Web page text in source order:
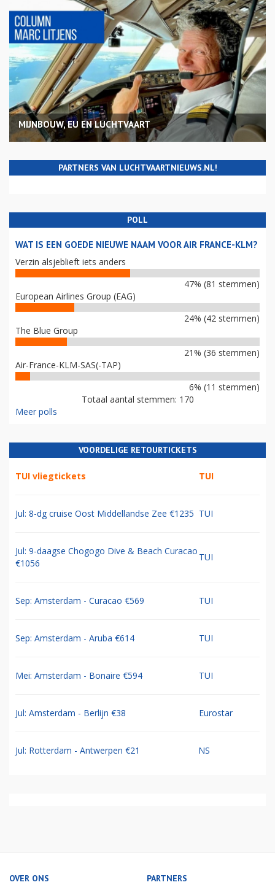
MIJNBOUW, EU EN LUCHTVAART
PARTNERS VAN LUCHTVAARTNIEUWS.NL!
POLL
WAT IS EEN GOEDE NIEUWE NAAM VOOR AIR FRANCE-KLM?
Verzin alsjeblieft iets anders
47% (81 stemmen)
European Airlines Group (EAG)
24% (42 stemmen)
The Blue Group
21% (36 stemmen)
Air-France-KLM-SAS(-TAP)
6% (11 stemmen)
Totaal aantal stemmen: 170
Meer polls
VOORDELIGE RETOURTICKETS
TUI vliegtickets TUI
Jul: 8-dg cruise Oost Middellandse Zee €1235 TUI
Jul: 9-daagse Chogogo Dive & Beach Curacao
€1056
TUI
Sep: Amsterdam - Curacao €569 TUI
Sep: Amsterdam - Aruba €614 TUI
Mei: Amsterdam - Bonaire €594 TUI
Jul: Amsterdam - Berlijn €38 Eurostar
Jul: Rotterdam - Antwerpen €21 NS
OVER ONS PARTNERS